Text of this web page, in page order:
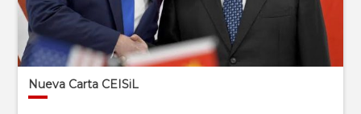
Nueva Carta CEISiL